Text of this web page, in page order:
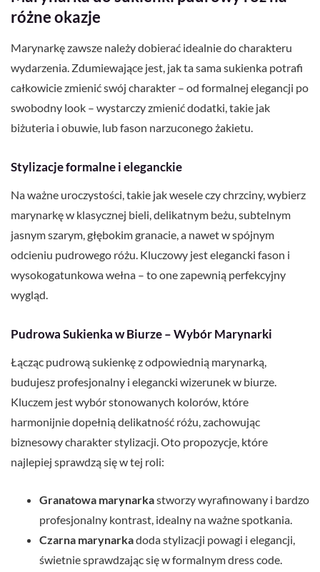
różne okazje
Marynarkę zawsze należy dobierać idealnie do charakteru
wydarzenia. Zdumiewające jest, jak ta sama sukienka potrafi
całkowicie zmienić swój charakter – od formalnej elegancji po
swobodny look – wystarczy zmienić dodatki, takie jak
biżuteria i obuwie, lub fason narzuconego żakietu.
Stylizacje formalne i eleganckie
Na ważne uroczystości, takie jak wesele czy chrzciny, wybierz
marynarkę w klasycznej bieli, delikatnym beżu, subtelnym
jasnym szarym, głębokim granacie, a nawet w spójnym
odcieniu pudrowego różu. Kluczowy jest elegancki fason i
wysokogatunkowa wełna – to one zapewnią perfekcyjny
wygląd.
Pudrowa Sukienka w Biurze – Wybór Marynarki
Łącząc pudrową sukienkę z odpowiednią marynarką,
budujesz profesjonalny i elegancki wizerunek w biurze.
Kluczem jest wybór stonowanych kolorów, które
harmonijnie dopełnią delikatność różu, zachowując
biznesowy charakter stylizacji. Oto propozycje, które
najlepiej sprawdzą się w tej roli:
Granatowa marynarkastworzy wyrafinowany i bardzo
profesjonalny kontrast, idealny na ważne spotkania.
Czarna marynarkadoda stylizacji powagi i elegancji,
świetnie sprawdzając się w formalnym dress code.